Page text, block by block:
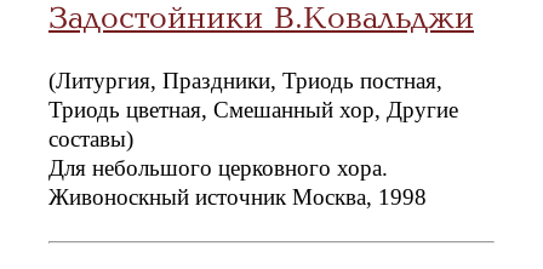
Задостойники В.Ковальджи
(Литургия, Праздники, Триодь постная,
Триодь цветная, Смешанный хор, Другие
составы)
Для небольшого церковного хора.
Живоноскный источник Москва, 1998